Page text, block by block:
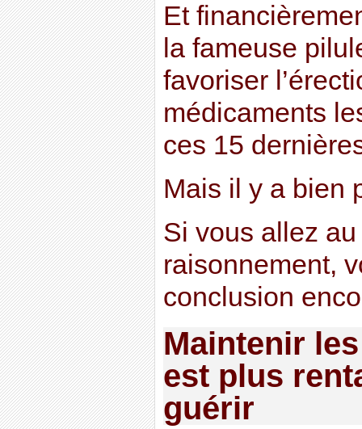
Et
la fameuse
favoriser
médicaments
ces 15
Mais il y a bien
Si vous allez
raisonnement,
conclusion
Maintenir
est plus
guérir